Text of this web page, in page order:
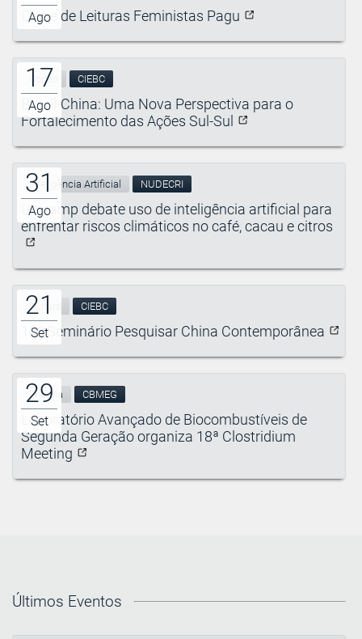
Ago
Clube de Leituras Feministas Pagu
17
Ago
Cocen CIEBC
Brasil-China: Uma Nova Perspectiva para o
Fortalecimento das Ações Sul-Sul
31
Ago
Inteligência Artificial NUDECRI
Unicamp debate uso de inteligência artificial para
enfrentar riscos climáticos no café, cacau e citros
21
Set
Cultura CIEBC
10º Seminário Pesquisar China Contemporânea
29
Set
Energia CBMEG
Laboratório Avançado de Biocombustíveis de
Segunda Geração organiza 18ª Clostridium
Meeting
Últimos Eventos